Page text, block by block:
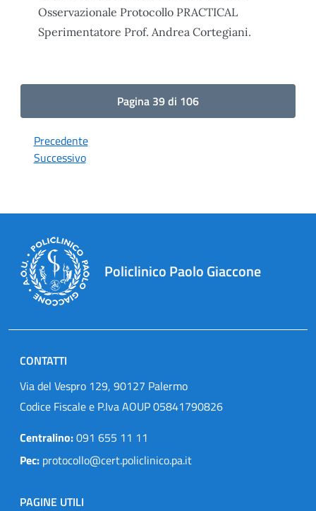
Osservazionale Protocollo PRACTICAL
Sperimentatore Prof. Andrea Cortegiani.
Pagina 39 di 106
Precedente
Successivo
Policlinico Paolo Giaccone
CONTATTI
Via del Vespro 129, 90127 Palermo
Codice Fiscale e P.Iva AOUP 05841790826
Centralino:091 655 11 11
Pec: protocollo@cert.policlinico.pa.it
PAGINE UTILI